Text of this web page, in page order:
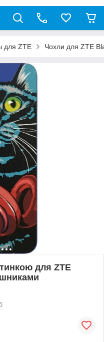
для ZTE Чохли для ZTE
для ZTE